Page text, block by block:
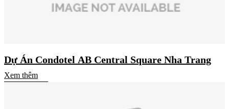
Dự Án Condotel AB Central Square Nha Trang
Xem thêm